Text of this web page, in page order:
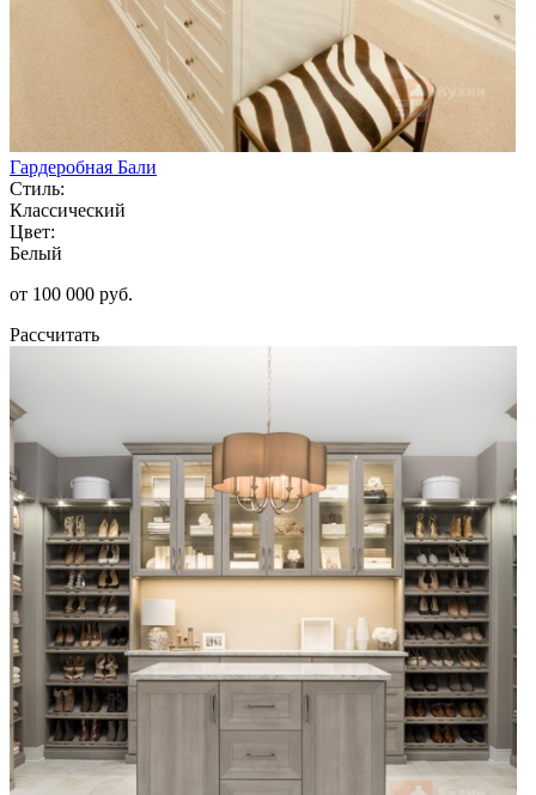
Гардеробная Бали
Стиль:
Классический
Цвет:
Белый
от 100 000 руб.
Рассчитать